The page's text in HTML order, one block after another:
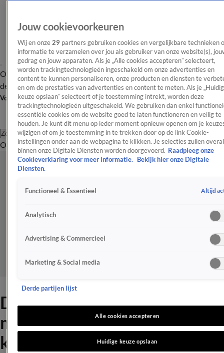
OverzichtAfleveringen Entertainment TV Algemeen
Tip
de redactieNieuwsbrief
Volg Shownieuws
Zoeken
OverzichtEntertainmentSpraakmakendRealityCrimeVideo's
De Bondgenoten-kijkers blij
met terugkomst van één
kandidaat
Jouw cookievoorkeuren
Wij en onze 29 partners gebruiken cookies en vergelijkbare technieken
informatie te verzamelen over jou als gebruiker van onze website(s),
gedrag en jouw apparaten. Als je „Alle cookies accepteren” selecteert,
worden trackingtechnologieën ingeschakeld om onze advertenties en
content te kunnen personaliseren, onze producten en diensten te
en om de prestaties van advertenties en content te meten. Als je
keuze opslaan” selecteert of je toestemming intrekt, worden deze
trackingtechnologieën uitgeschakeld. We gebruiken dan enkel
essentiële cookies om de website goed te laten functioneren en veilig te
houden. Je kunt dit menu op ieder moment opnieuw openen om je
wijzigen of om je toestemming in te trekken door op de link Cookie-
instellingen onder aan de webpagina te klikken. Je selecties zullen overal
binnen onze Digitale Diensten worden doorgevoerd. Raadpleeg onze
Cookieverklaring voor meer informatie.
Bekijk hier onze Digitale
Diensten.
Functioneel & Essentieel Altijd
Analytisch
Advertising & Commercieel
Marketing & Social media
Derde partijen lijst
Alle cookies accepteren
Huidige keuze opslaan